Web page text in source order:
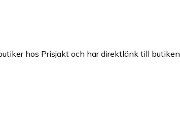
hos Prisjakt och har direktlänk till butiken.